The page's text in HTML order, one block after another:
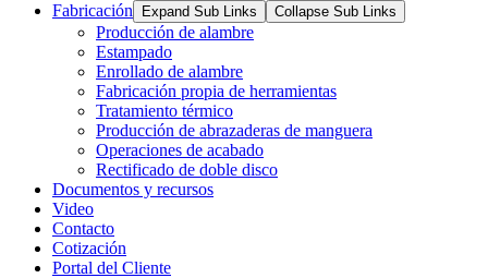
Fabricación
Expand Sub Links Collapse Sub Links
Producción de alambre
Estampado
Enrollado de alambre
Fabricación propia de herramientas
Tratamiento térmico
Producción de abrazaderas de manguera
Operaciones de acabado
Rectificado de doble disco
Documentos y recursos
Video
Contacto
Cotización
Portal del Cliente